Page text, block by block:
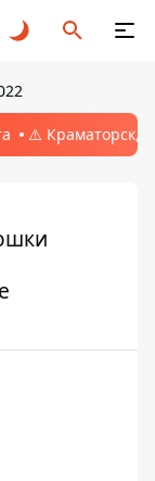
⚠️ Краматорск,